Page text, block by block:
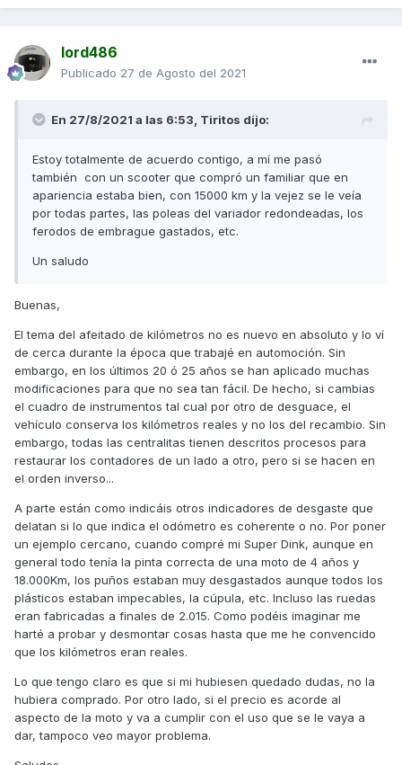
lord486
Publicado 27 de Agosto del 2021
En 27/8/2021 a las 6:53, Tiritos dijo:
Estoy totalmente de acuerdo contigo, a mí me pasó
también con un scooter que compró un familiar que en
apariencia estaba bien, con 15000 km y la vejez se le veía
por todas partes, las poleas del variador redondeadas, los
ferodos de embrague gastados, etc.
Un saludo
Buenas,
El tema del afeitado de kilómetros no es nuevo en absoluto y lo ví
de cerca durante la época que trabajé en automoción. Sin
embargo, en los últimos 20 ó 25 años se han aplicado muchas
modificaciones para que no sea tan fácil. De hecho, si cambias
el cuadro de instrumentos tal cual por otro de desguace, el
vehículo conserva los kilómetros reales y no los del recambio. Sin
embargo, todas las centralitas tienen descritos procesos para
restaurar los contadores de un lado a otro, pero si se hacen en
el orden inverso...
A parte están como indicáis otros indicadores de desgaste que
delatan si lo que indica el odómetro es coherente o no. Por poner
un ejemplo cercano, cuando compré mi Super Dink, aunque en
general todo tenía la pinta correcta de una moto de 4 años y
18.000Km, los puños estaban muy desgastados aunque todos los
plásticos estaban impecables, la cúpula, etc. Incluso las ruedas
eran fabricadas a finales de 2.015. Como podéis imaginar me
harté a probar y desmontar cosas hasta que me he convencido
que los kilómetros eran reales.
Lo que tengo claro es que si mi hubiesen quedado dudas, no la
hubiera comprado. Por otro lado, si el precio es acorde al
aspecto de la moto y va a cumplir con el uso que se le vaya a
dar, tampoco veo mayor problema.